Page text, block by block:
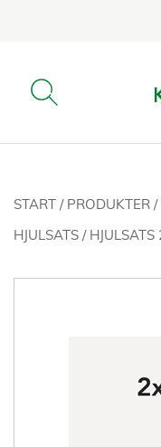
START / PRODUKTER /
HJULSATS /